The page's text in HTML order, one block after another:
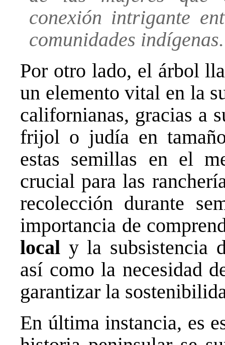
conexión intrigante
comunidades indígenas.
Por otro lado, el árbol
un elemento vital en la
californianas, gracias a
frijol o judía en
estas semillas en el
crucial para las
recolección durante
importancia de
local y la subsistencia
así como la necesidad
garantizar la
En última instancia, es